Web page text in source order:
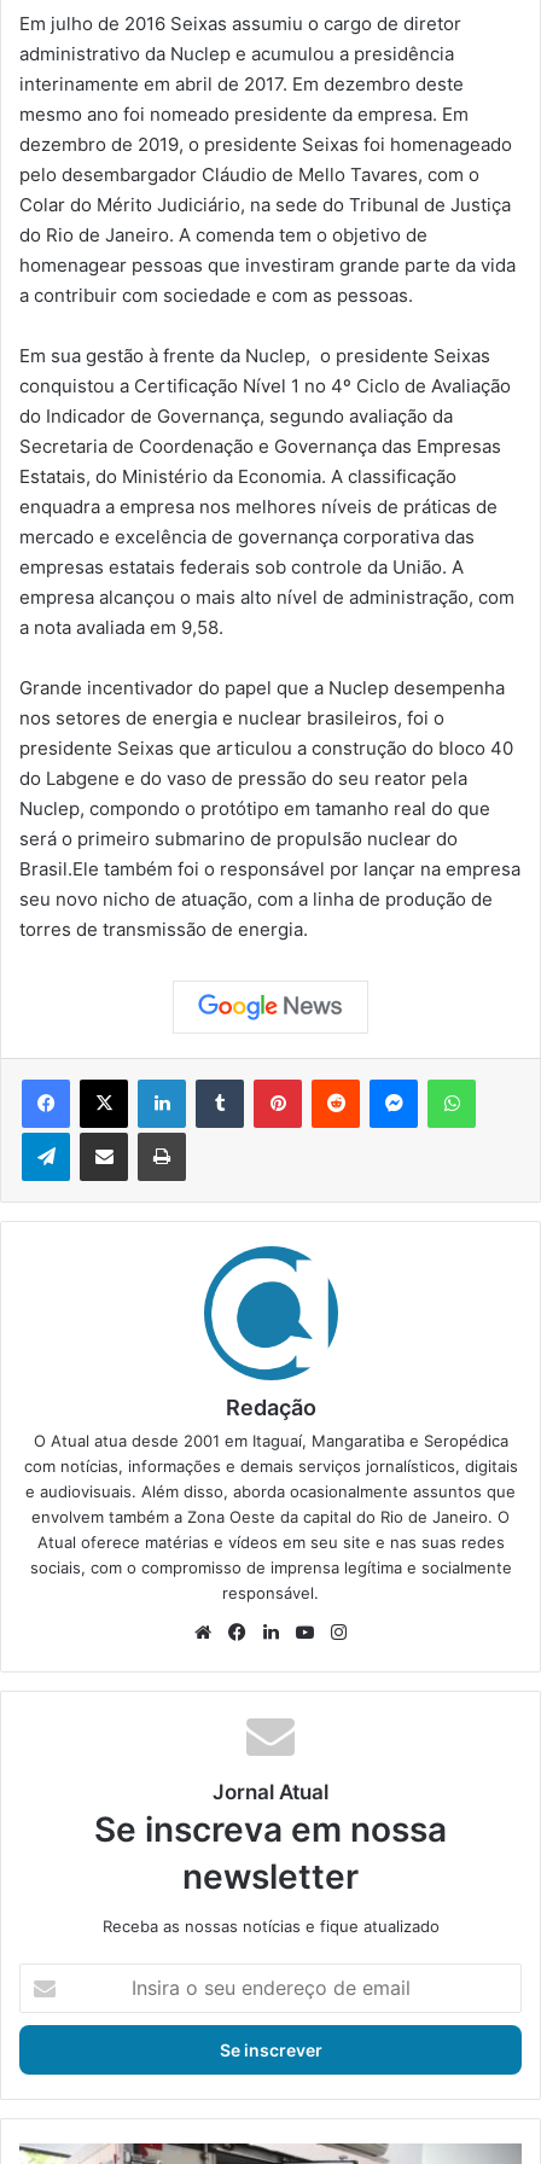
Em julho de 2016 Seixas assumiu o cargo de diretor
administrativo da Nuclep e acumulou a presidência
interinamente em abril de 2017. Em dezembro deste
mesmo ano foi nomeado presidente da empresa. Em
dezembro de 2019, o presidente Seixas foi homenageado
pelo desembargador Cláudio de Mello Tavares, com o
Colar do Mérito Judiciário, na sede do Tribunal de Justiça
do Rio de Janeiro. A comenda tem o objetivo de
homenagear pessoas que investiram grande parte da vida
a contribuir com sociedade e com as pessoas.
Em sua gestão à frente da Nuclep, o presidente Seixas
conquistou a Certificação Nível 1 no 4º Ciclo de Avaliação
do Indicador de Governança, segundo avaliação da
Secretaria de Coordenação e Governança das Empresas
Estatais, do Ministério da Economia. A classificação
enquadra a empresa nos melhores níveis de práticas de
mercado e excelência de governança corporativa das
empresas estatais federais sob controle da União. A
empresa alcançou o mais alto nível de administração, com
a nota avaliada em 9,58.
Grande incentivador do papel que a Nuclep desempenha
nos setores de energia e nuclear brasileiros, foi o
presidente Seixas que articulou a construção do bloco 40
do Labgene e do vaso de pressão do seu reator pela
Nuclep, compondo o protótipo em tamanho real do que
será o primeiro submarino de propulsão nuclear do
Brasil.Ele também foi o responsável por lançar na empresa
seu novo nicho de atuação, com a linha de produção de
torres de transmissão de energia.
Telegram
Redação
O Atual atua desde 2001 em Itaguaí, Mangaratiba e Seropédica
com notícias, informações e demais serviços jornalísticos, digitais
e audiovisuais. Além disso, aborda ocasionalmente assuntos que
envolvem também a Zona Oeste da capital do Rio de Janeiro. O
Atual oferece matérias e vídeos em seu site e nas suas redes
sociais, com o compromisso de imprensa legítima e socialmente
responsável.
We
te
Fa
bo
ok
Lin
din
Yo
ub
ra
Jornal Atual
Se inscreva em nossa
newsletter
Receba as nossas notícias e fique atualizado
s
r
a
s
S